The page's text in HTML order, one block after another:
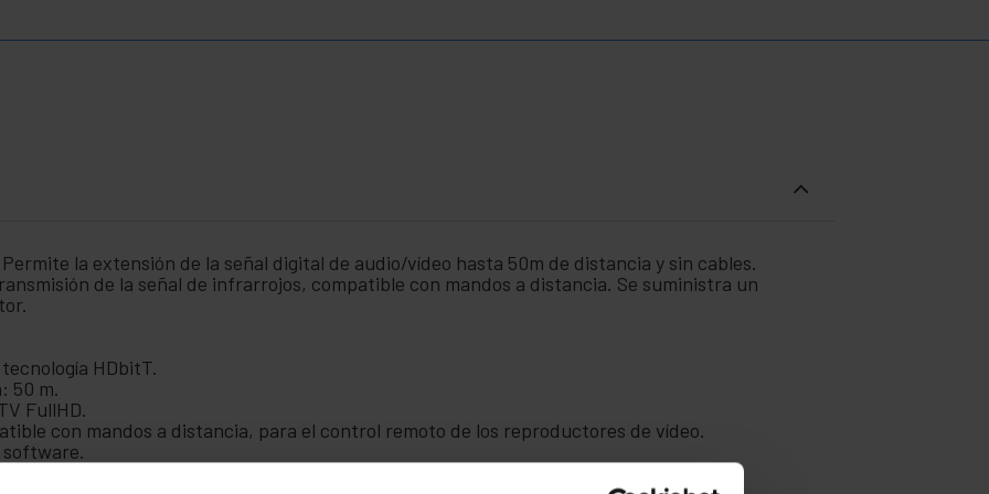
la extensión de la señal digital de audio/vídeo hasta 50m de distancia y sin cables.
de la señal de infrarrojos, compatible con mandos a distancia. Se suministra un
HDbitT.
50 m.
FullHD.
con mandos a distancia, para el control remoto de los reproductores de vídeo.
x 31 mm.